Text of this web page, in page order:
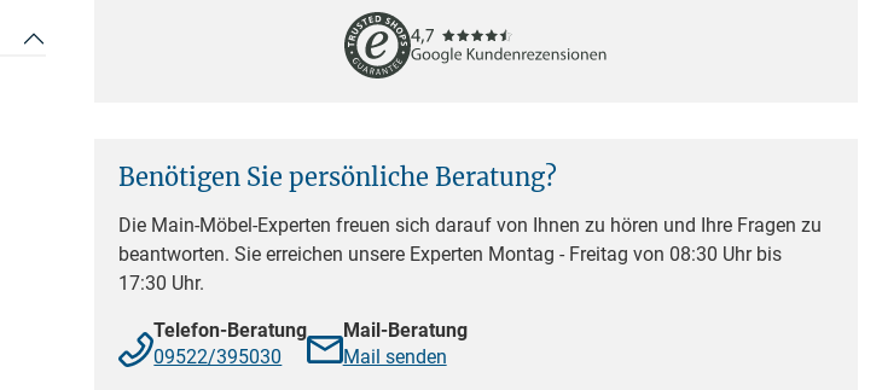
Benötigen Sie persönliche Beratung?
Die Main-Möbel-Experten freuen sich darauf von Ihnen zu hören und Ihre Fragen zu
beantworten. Sie erreichen unsere Experten Montag - Freitag von 08:30 Uhr bis
17:30 Uhr.
Telefon-Beratung
09522/395030
Mail-Beratung
Mail senden